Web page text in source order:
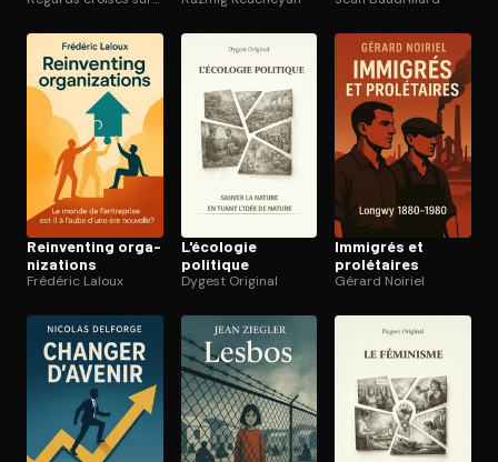
Reinventing or­ga­
ni­za­tions
Frédéric Laloux
L'écologie
politique
Dygest Original
Immigrés et
prolétaires
Gérard Noiriel